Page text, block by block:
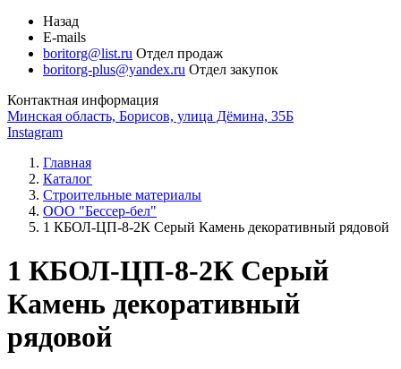
Назад
E-mails
boritorg@list.ru Отдел продаж
boritorg-plus@yandex.ru Отдел закупок
Контактная информация
Минская область, Борисов, улица Дёмина, 35Б
Instagram
Главная
Каталог
Строительные материалы
ООО "Бессер-бел"
1 КБОЛ-ЦП-8-2К Серый Камень декоративный рядовой
1 КБОЛ-ЦП-8-2К Серый
Камень декоративный
рядовой